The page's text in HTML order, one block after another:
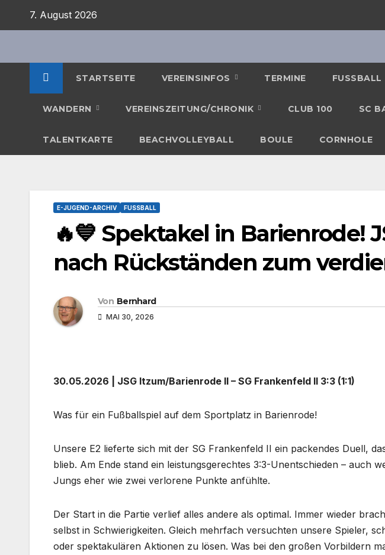
7. August 2026
STARTSEITE VEREINSINFOS TERMINE FUSSBALL
WANDERN VEREINSZEITUNG/CHRONIK CLUB 100 SC
TALENTKARTE BEACHVOLLEYBALL BOULE CORNHOLE
E-JUGEND-ARCHIV FUSSBALL
🔥💙 Spektakel in Barienrode!
nach Rückständen zum
Von Bernhard
MAI 30, 2026
30.05.2026 | JSG Itzum/Barienrode II – SG Frankenfeld II 3:3 (1:1)
Was für ein Fußballspiel auf dem Sportplatz in Barienrode!
Unsere E2 lieferte sich mit der SG Frankenfeld II ein packendes Duell,
blieb. Am Ende stand ein leistungsgerechtes 3:3-Unentschieden – auch
Jungs eher wie zwei verlorene Punkte anfühlte.
Der Start in die Partie verlief alles andere als optimal. Immer wieder
selbst in Schwierigkeiten. Gleich mehrfach versuchten unsere Spieler,
oder spektakulären Aktionen zu lösen. Was bei den großen Vorbildern